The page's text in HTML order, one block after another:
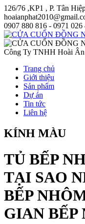
126/76 ,KP1 , P. Tân
0907 880 816 - 0971 026
Công Ty TNHH Hoài Ân
Trang chủ
Giới thiệu
Sản phẩm
Dự án
Tin tức
Liên hệ
KÍNH MÀU
TỦ BẾP
TẠI SAO
BẾP
GIAN BẾP